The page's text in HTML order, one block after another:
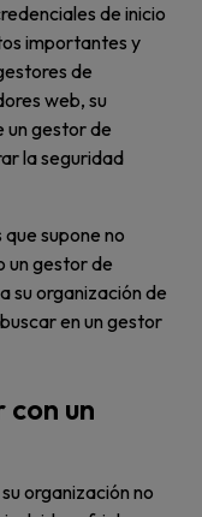
de inicio
importantes y
de
web, su
un gestor de
la seguridad
supone no
un gestor de
su organización de
en un gestor
un
organización no